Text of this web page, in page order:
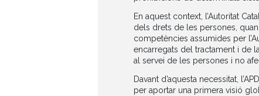
En aquest context, l’Autoritat
dels drets de les persones,
competències assumides per
encarregats del tractament i de
al servei de les persones i no
Davant d’aquesta necessitat,
per aportar una primera visió